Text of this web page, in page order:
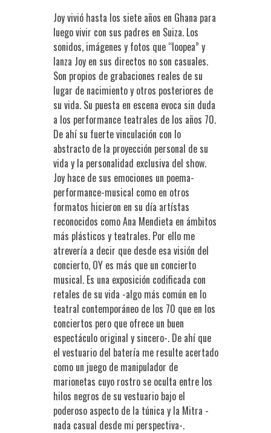
Joy vivió hasta los siete años en Ghana para
luego vivir con sus padres en Suiza. Los
sonidos, imágenes y fotos que “loopea” y
lanza Joy en sus directos no son casuales.
Son propios de grabaciones reales de su
lugar de nacimiento y otros posteriores de
su vida. Su puesta en escena evoca sin duda
a los performance teatrales de los años 70.
De ahí su fuerte vinculación con lo
abstracto de la proyección personal de su
vida y la personalidad exclusiva del show.
Joy hace de sus emociones un poema-
performance-musical como en otros
formatos hicieron en su día artístas
reconocidos como Ana Mendieta en ámbitos
más plásticos y teatrales. Por ello me
atrevería a decir que desde esa visión del
concierto, OY es más que un concierto
musical. Es una exposición codificada con
retales de su vida -algo más común en lo
teatral contemporáneo de los 70 que en los
conciertos pero que ofrece un buen
espectáculo original y sincero-. De ahí que
el vestuario del batería me resulte acertado
como un juego de manipulador de
marionetas cuyo rostro se oculta entre los
hilos negros de su vestuario bajo el
poderoso aspecto de la túnica y la Mitra -
nada casual desde mi perspectiva-.